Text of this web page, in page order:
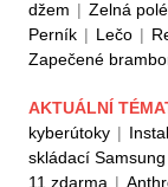
džem | Zelná
Perník | Lečo |
Zapečené
AKTUÁLNÍ
kyberútoky |
skládací Samsung
11 zdarma |